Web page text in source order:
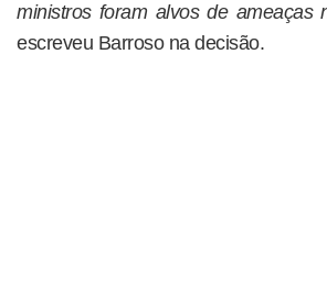
ministros foram alvos de ameaças
escreveu Barroso na decisão.